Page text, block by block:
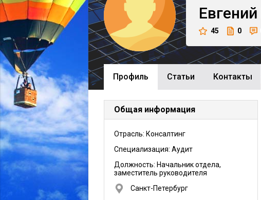
Евгений
45 0
Профиль Cтатьи Контакты
Общая информация
Отрасль: Консалтинг
Специализация: Аудит
Должность: Начальник отдела,
заместитель руководителя
Санкт-Петербург